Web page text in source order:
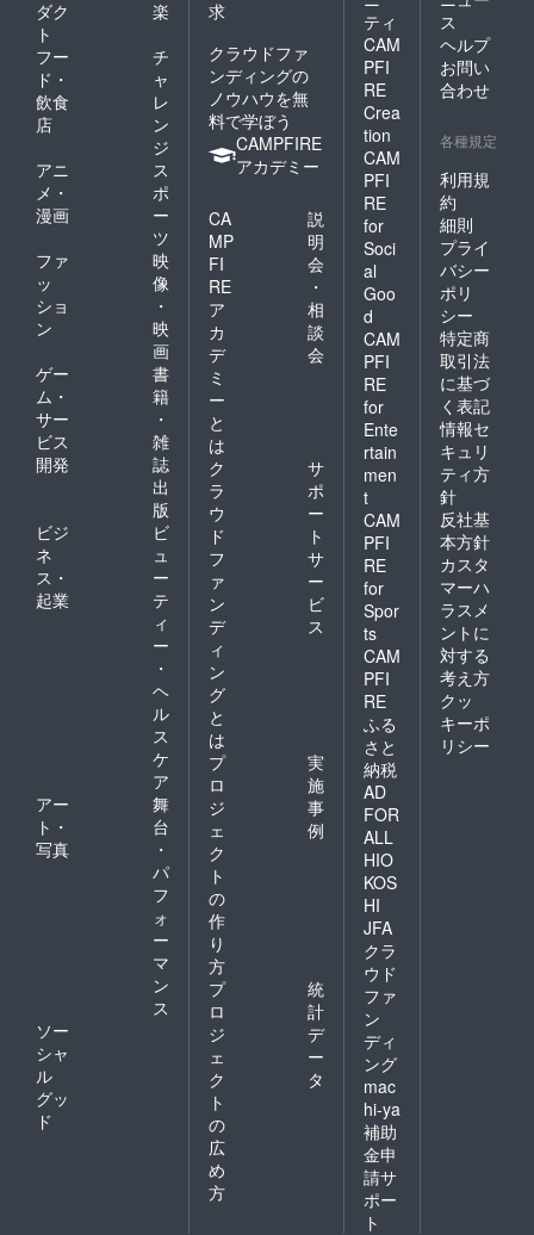
ダク
ト
楽
フー
ド・
飲食
店
チ
ャ
レ
ン
ジ
アニ
メ・
漫画
ス
ポ
ー
ツ
ファ
ッ
ショ
ン
映
像
・
映
画
ゲー
ム・
サー
ビス
開発
書
籍
・
雑
誌
出
版
ビジ
ネ
ス・
起業
ビ
ュ
ー
テ
ィ
ー
・
ヘ
ル
ス
ケ
ア
アー
ト・
写真
舞
台
・
パ
フ
ォ
ー
マ
ン
ス
ソー
シャ
ル
グッ
ド
求
クラウドファ
ンディングの
ノウハウを無
料で学ぼう
CAMPFIRE
アカデミー
CA
MP
FI
RE
ア
カ
デ
ミ
ー
と
は
説
明
会
・
相
談
会
ク
ラ
ウ
ド
フ
ァ
ン
デ
ィ
ン
グ
と
は
サ
ポ
ー
ト
サ
ー
ビ
ス
プ
ロ
ジ
ェ
ク
ト
の
作
り
方
実
施
事
例
プ
ロ
ジ
ェ
ク
ト
の
広
め
方
統
計
デ
ー
タ
ティ
CAM
PFI
RE
Crea
tion
CAM
PFI
RE
for
Soci
al
Goo
d
CAM
PFI
RE
for
Ente
rtain
men
t
CAM
PFI
RE
for
Spor
ts
CAM
PFI
RE
ふる
さと
納税
AD
FOR
ALL
HIO
KOS
HI
JFA
クラ
ウド
ファ
ン
ディ
ング
mac
hi-ya
補助
金申
請サ
ポー
ト
ス
ヘルプ
お問い
合わせ
各種規定
利用規
約
細則
プライ
バシー
ポリ
シー
特定商
取引法
に基づ
く表記
情報セ
キュリ
ティ方
針
反社基
本方針
カスタ
マーハ
ラスメ
ントに
対する
考え方
クッ
キーポ
リシー